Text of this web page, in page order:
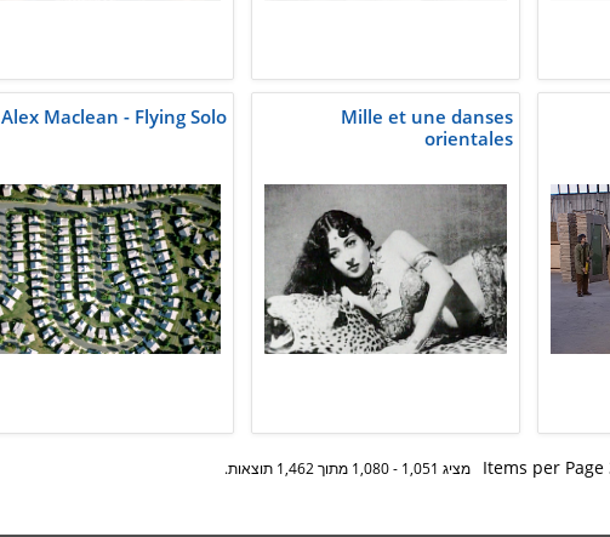
Mille et une danses
orientales
Alex Maclean - Flying Solo
מציג 1,051 - 1,080 מתוך 1,462 תוצאות.